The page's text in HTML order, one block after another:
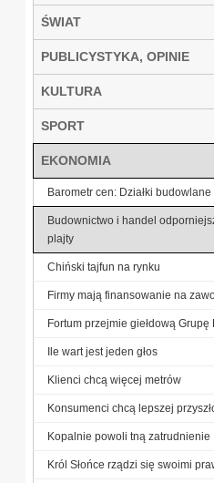
ŚWIAT
PUBLICYSTYKA, OPINIE
KULTURA
SPORT
EKONOMIA
Barometr cen: Działki budowlane
Budownictwo i handel
plajty
Chiński tajfun na rynku
Firmy mają finansowanie na
Fortum przejmie giełdową Grupę
Ile wart jest jeden głos
Klienci chcą więcej metrów
Konsumenci chcą lepszej
Kopalnie powoli tną zatrudnienie
Król Słońce rządzi się swoimi